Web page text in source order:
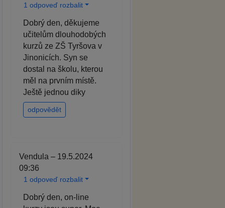
1 odpoveď rozbalit
Dobrý den, děkujeme
učitelům dlouhodobých
kurzů ze ZŠ Tyršova v
Jinonicích. Syn se
dostal na školu, kterou
měl na prvním místě.
Ještě jednou diky
odpovědět
Vendula – 19.5.2024
09:36
1 odpoveď rozbalit
Dobrý den, on-line